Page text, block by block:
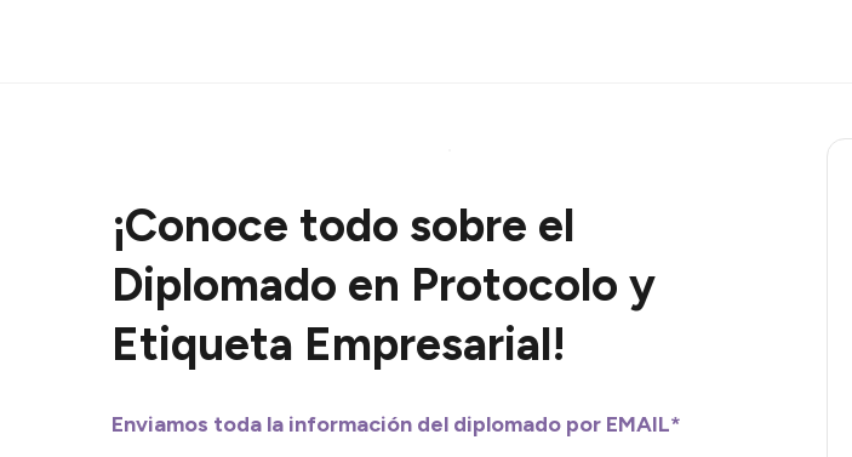
¡Conoce todo sobre el
Diplomado en Protocolo y
Etiqueta Empresarial!
Enviamos toda la información del diplomado por EMAIL*